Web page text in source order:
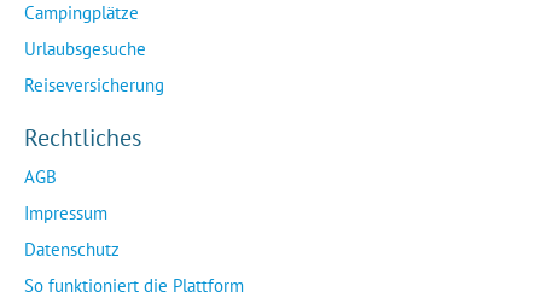
Campingplätze
Urlaubsgesuche
Reiseversicherung
Rechtliches
AGB
Impressum
Datenschutz
So funktioniert die Plattform